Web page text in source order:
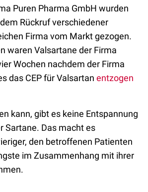
Puren Pharma GmbH wurden
Rückruf verschiedener
Firma vom Markt gezogen.
waren Valsartane der Firma
Wochen nachdem der Firma
das CEP für Valsartan entzogen
kann, gibt es keine Entspannung
Sartane. Das macht es
den betroffenen Patienten
im Zusammenhang mit ihrer